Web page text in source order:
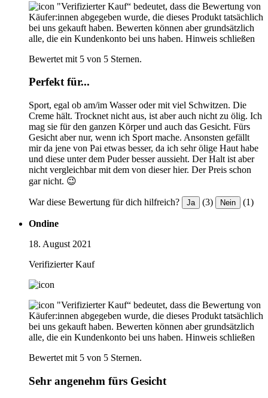
"Verifizierter Kauf“ bedeutet, dass die Bewertung von
Käufer:innen abgegeben wurde, die dieses Produkt tatsächlich
bei uns gekauft haben. Bewerten können aber grundsätzlich
alle, die ein Kundenkonto bei uns haben. Hinweis schließen
Bewertet mit 5 von 5 Sternen.
Perfekt für...
Sport, egal ob am/im Wasser oder mit viel Schwitzen. Die
Creme hält. Trocknet nicht aus, ist aber auch nicht zu ölig. Ich
mag sie für den ganzen Körper und auch das Gesicht. Fürs
Gesicht aber nur, wenn ich Sport mache. Ansonsten gefällt
mir da jene von Pai etwas besser, da ich sehr ölige Haut habe
und diese unter dem Puder besser aussieht. Der Halt ist aber
nicht vergleichbar mit dem von dieser hier. Der Preis schon
gar nicht. 😉
War diese Bewertung für dich hilfreich? Ja (3) Nein (1)
Ondine
18. August 2021
Verifizierter Kauf
"Verifizierter Kauf“ bedeutet, dass die Bewertung von
Käufer:innen abgegeben wurde, die dieses Produkt tatsächlich
bei uns gekauft haben. Bewerten können aber grundsätzlich
alle, die ein Kundenkonto bei uns haben. Hinweis schließen
Bewertet mit 5 von 5 Sternen.
Sehr angenehm fürs Gesicht